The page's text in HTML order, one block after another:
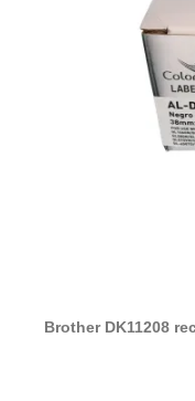
Brother DK11208